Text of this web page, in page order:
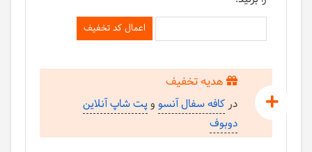
اعمال کد تخفیف
هدیه تخفیف
درکافه سفال آنسو وپت شاپ آنلاین
دوبوف